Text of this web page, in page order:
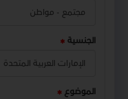
الجنسية
الموضوع